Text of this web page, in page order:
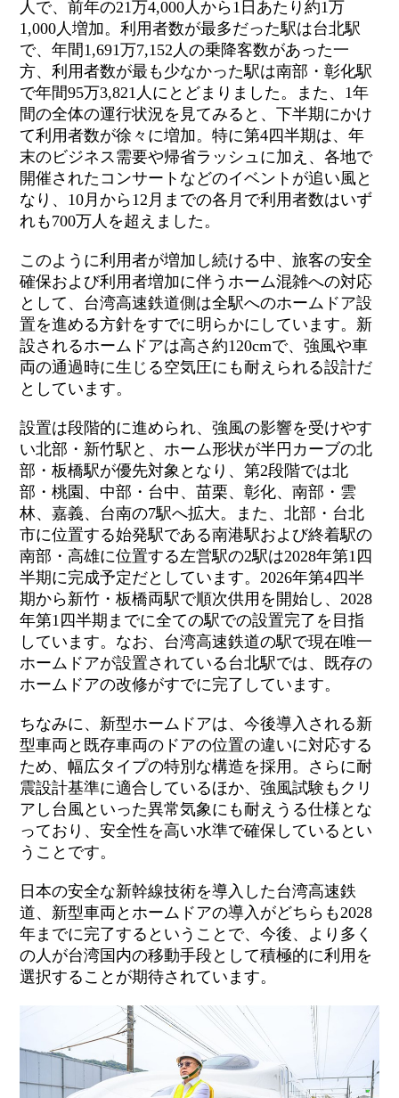
人で、前年の21万4,000人から1日あたり約1万
1,000人増加。利用者数が最多だった駅は台北駅
で、年間1,691万7,152人の乗降客数があった一
方、利用者数が最も少なかった駅は南部・彰化駅
で年間95万3,821人にとどまりました。また、1年
間の全体の運行状況を見てみると、下半期にかけ
て利用者数が徐々に増加。特に第4四半期は、年
末のビジネス需要や帰省ラッシュに加え、各地で
開催されたコンサートなどのイベントが追い風と
なり、10月から12月までの各月で利用者数はいず
れも700万人を超えました。
このように利用者が増加し続ける中、旅客の安全
確保および利用者増加に伴うホーム混雑への対応
として、台湾高速鉄道側は全駅へのホームドア設
置を進める方針をすでに明らかにしています。新
設されるホームドアは高さ約120cmで、強風や車
両の通過時に生じる空気圧にも耐えられる設計だ
としています。
設置は段階的に進められ、強風の影響を受けやす
い北部・新竹駅と、ホーム形状が半円カーブの北
部・板橋駅が優先対象となり、第2段階では北
部・桃園、中部・台中、苗栗、彰化、南部・雲
林、嘉義、台南の7駅へ拡大。また、北部・台北
市に位置する始発駅である南港駅および終着駅の
南部・高雄に位置する左営駅の2駅は2028年第1四
半期に完成予定だとしています。2026年第4四半
期から新竹・板橋両駅で順次供用を開始し、2028
年第1四半期までに全ての駅での設置完了を目指
しています。なお、台湾高速鉄道の駅で現在唯一
ホームドアが設置されている台北駅では、既存の
ホームドアの改修がすでに完了しています。
ちなみに、新型ホームドアは、今後導入される新
型車両と既存車両のドアの位置の違いに対応する
ため、幅広タイプの特別な構造を採用。さらに耐
震設計基準に適合しているほか、強風試験もクリ
アし台風といった異常気象にも耐えうる仕様とな
っており、安全性を高い水準で確保しているとい
うことです。
日本の安全な新幹線技術を導入した台湾高速鉄
道、新型車両とホームドアの導入がどちらも2028
年までに完了するということで、今後、より多く
の人が台湾国内の移動手段として積極的に利用を
選択することが期待されています。